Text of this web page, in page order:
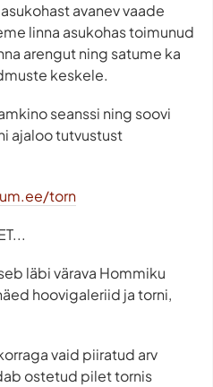
avanev vaade
linna asukohas toimunud
arengut ning satume ka
keskele.
seanssi ning soovi
ajaloo tutvustust
torn
läbi värava Hommiku
hoovigaleriid ja torni,
vaid piiratud arv
ostetud pilet tornis